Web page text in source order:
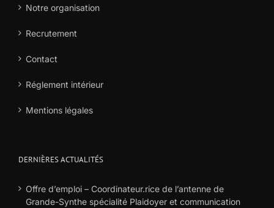
Notre organisation
Recrutement
Contact
Réglement intérieur
Mentions légales
DERNIÈRES ACTUALITÉS
Offre d’emploi – Coordinateur.rice de l’antenne de
Grande-Synthe spécialité Plaidoyer et communication